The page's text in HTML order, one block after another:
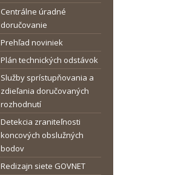
Centrálne úradné
doručovanie
Prehľad noviniek
Plán technických odstávok
Služby sprístupňovania a
zdieľania doručovaných
rozhodnutí
Detekcia zraniteľnosti
koncových obslužných
bodov
Redizajn siete GOVNET